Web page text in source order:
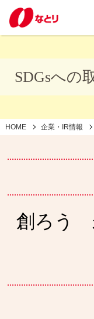
SDGsへの
HOME 企業・IR情報
創ろう